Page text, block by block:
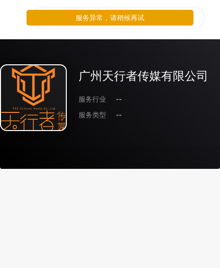
广州天行者传媒有限公司
服务行业
--
服务类型
--
服务异常，请稍候再试